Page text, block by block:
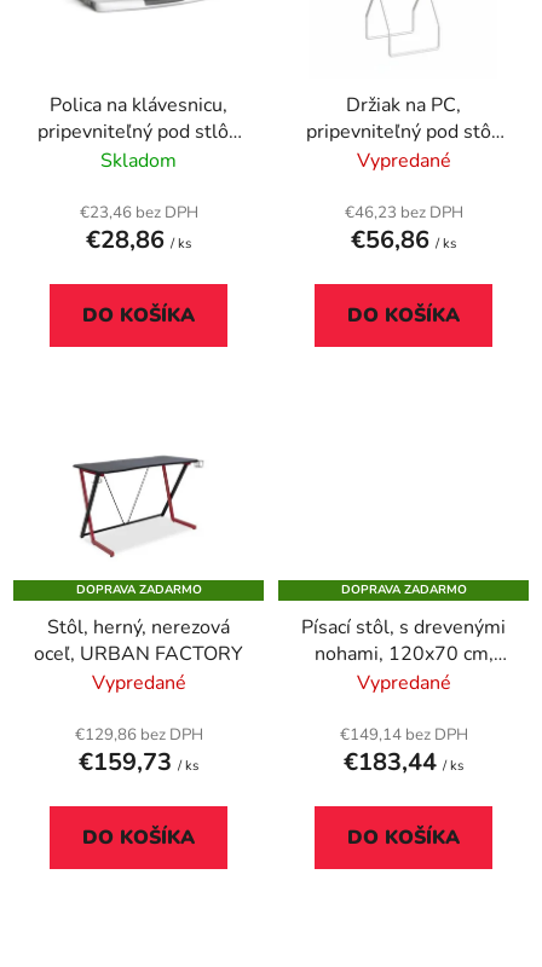
Polica na klávesnicu,
pripevniteľný pod stlôl,
55x40 cm, plastová,
61", biela
Skladom
€23,46 bez DPH
€28,86 / ks
DO KOŠÍKA
Držiak na PC,
pripevniteľný pod stôl,
MAYAH "Freedom SV-
Vypredané
€46,23 bez DPH
€56,86 / ks
DO KOŠÍKA
DOPRAVA ZADARMO
Stôl, herný, nerezová
oceľ, URBAN FACTORY
Vypredané
€129,86 bez DPH
€159,73 / ks
DO KOŠÍKA
DOPRAVA ZADARMO
Písací stôl, s drevenými
nohami, 120x70 cm,
MAYAH "Freedom SV-
Vypredané
€149,14 bez DPH
€183,44 / ks
DO KOŠÍKA